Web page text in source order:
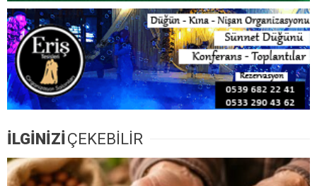
İLGİNİZİÇEKEBİLİR